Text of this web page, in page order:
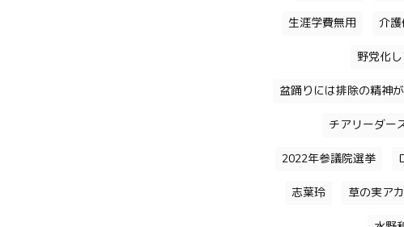
生涯学費無用 介
野党化
盆踊りには排除の精神
チアリーダー
2022年参議院選挙
志葉玲 草の実ア